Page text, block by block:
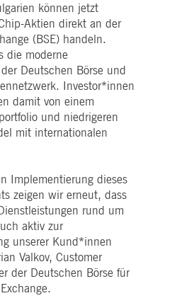
können jetzt
Aktien direkt an der
(BSE) handeln.
die moderne
Deutschen Börse und
Investor*innen
damit von einem
und niedrigeren
mit internationalen
Implementierung dieses
zeigen wir erneut, dass
rund um
aktiv zur
unserer Kund*innen
Valkov, Customer
der Deutschen Börse für
Sitzung
Dieses Cookie wird vom
Application Gateway
zusätzlich zu
Sitzung auch bei
ursprungsübergreifenden
Anfragen
aufrechtzuerhalten.
Sitzung
Dieses Cookie wird vom
Application Gateway
verwendet, um eine
Woche
Unterstützung der
Klebrigkeit mit CORS-
Anwendungsfällen nach
dem Chromium-Update
jede dieser
Klebrigkeitsfunktionen mit
dem Namen
AWSALBCORS (ALB).